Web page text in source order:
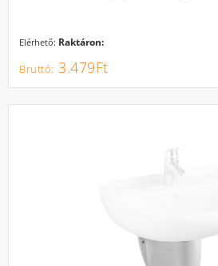
Elérhető: Raktáron:
3.479Ft